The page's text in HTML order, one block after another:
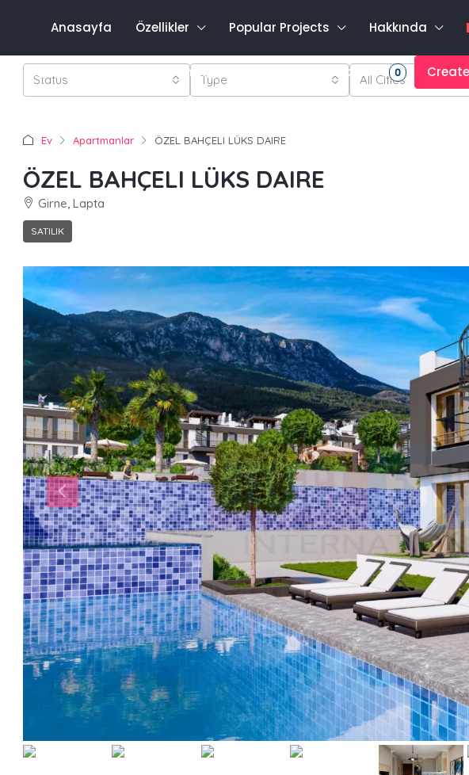
Anasayfa Özellikler Popular Projects Hakkında
Oturum aç Favorites 0
Status Type All Cities
Ev Apartmanlar ÖZEL BAHÇELI LÜKS DAIRE
ÖZEL BAHÇELI LÜKS DAIRE
Girne, Lapta
SATILIK